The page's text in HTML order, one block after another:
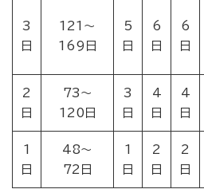
3
日
121～
169日
5
日
6
日
6
日
2
日
73～
120日
3
日
4
日
4
日
1
日
48～
72日
1
日
2
日
2
日